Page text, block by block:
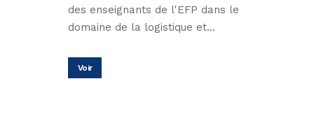
des enseignants de l'EFP dans le
domaine de la logistique et...
Voir